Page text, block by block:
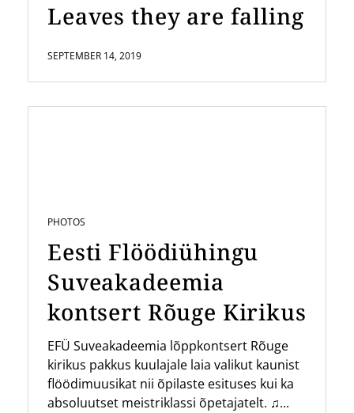
Leaves they are falling
SEPTEMBER 14, 2019
PHOTOS
Eesti Flöödiühingu
Suveakadeemia
kontsert Rõuge Kirikus
EFÜ Suveakadeemia lõppkontsert Rõuge
kirikus pakkus kuulajale laia valikut kaunist
flöödimuusikat nii õpilaste esituses kui ka
absoluutset meistriklassi õpetajatelt. ♫...